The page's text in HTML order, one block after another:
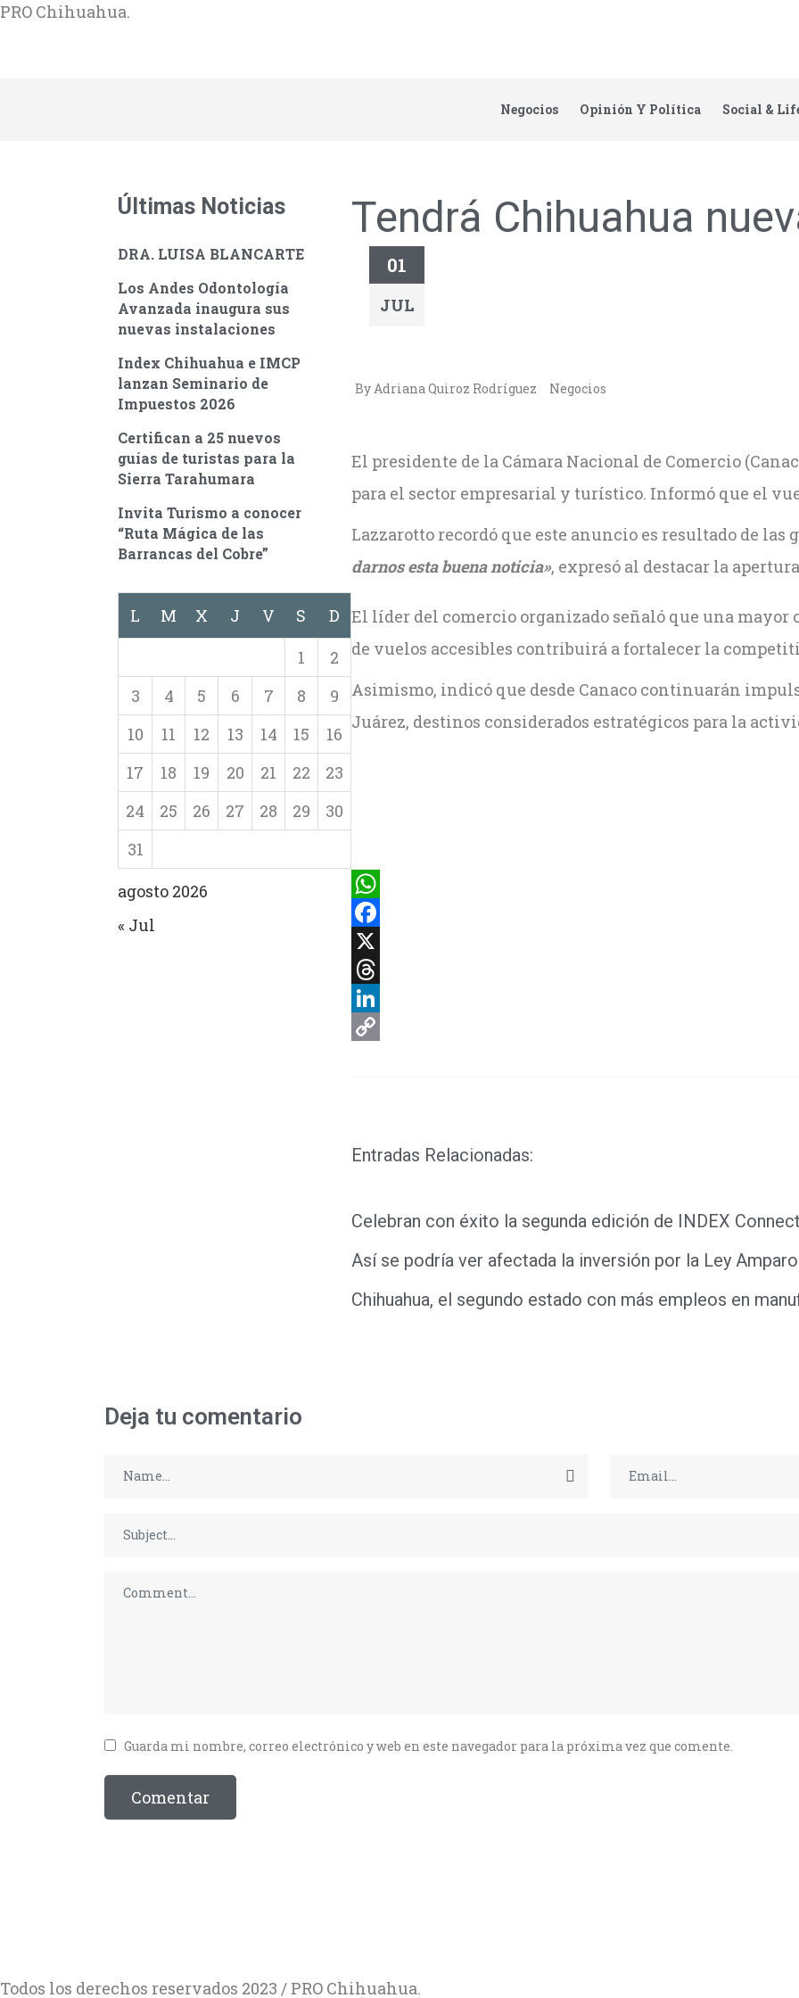
PRO Chihuahua.
Negocios Opinión Y Política Social &
Últimas Noticias
DRA. LUISA BLANCARTE
Los Andes Odontología
Avanzada inaugura sus
nuevas instalaciones
Index Chihuahua e IMCP
lanzan Seminario de
Impuestos 2026
Certifican a 25 nuevos
guías de turistas para la
Sierra Tarahumara
Invita Turismo a conocer
“Ruta Mágica de las
Barrancas del Cobre”
agosto 2026
L M X J V S
D
1
2
3
4 5 6 7 8
9
10
11 12 13 14 15
16
17
18 19 20 21 22
23
24
25 26 27 28 29
30
31
« Jul
Tendrá Chihuahua
01
JUL
By Adriana Quiroz Rodríguez Negocios
El presidente de la Cámara Nacional de Comercio
para el sector empresarial y turístico. Informó que el
Lazzarotto recordó que este anuncio es resultado de
darnos esta buena noticia», expresó al destacar la
El líder del comercio organizado señaló que una
de vuelos accesibles contribuirá a fortalecer la
Asimismo, indicó que desde Canaco continuarán
Juárez, destinos considerados estratégicos para la
WhatsApp
Facebook
X
Threads
LinkedIn
Entradas Relacionadas:
Celebran con éxito la segunda edición de INDEX Connect
Así se podría ver afectada la inversión por la Ley Amparo
Chihuahua, el segundo estado con más empleos en
Deja tu comentario
Guarda mi nombre, correo electrónico y web en este navegador para la próxima vez que comente.
Todos los derechos reservados 2023 / PRO Chihuahua.